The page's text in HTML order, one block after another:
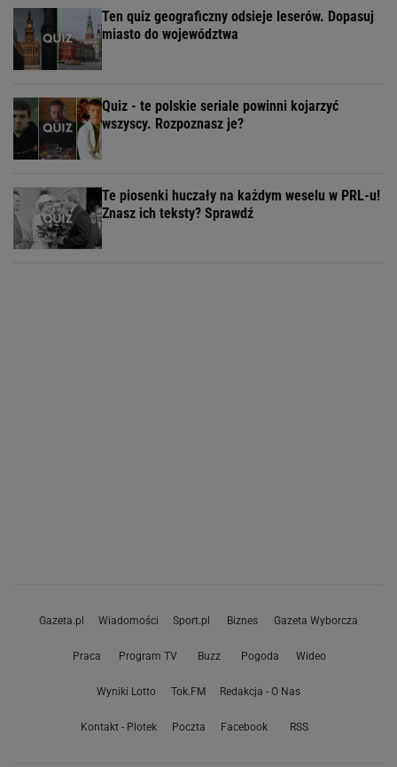
Ten quiz geograficzny odsieje leserów. Dopasuj
miasto do województwa
Quiz - te polskie seriale powinni kojarzyć
wszyscy. Rozpoznasz je?
Te piosenki huczały na każdym weselu w PRL-u!
Znasz ich teksty? Sprawdź
Gazeta.pl Wiadomości Sport.pl Biznes Gazeta Wyborcza
Praca Program TV Buzz Pogoda Wideo
Wyniki Lotto Tok.FM Redakcja - O Nas
Kontakt - Plotek Poczta Facebook RSS